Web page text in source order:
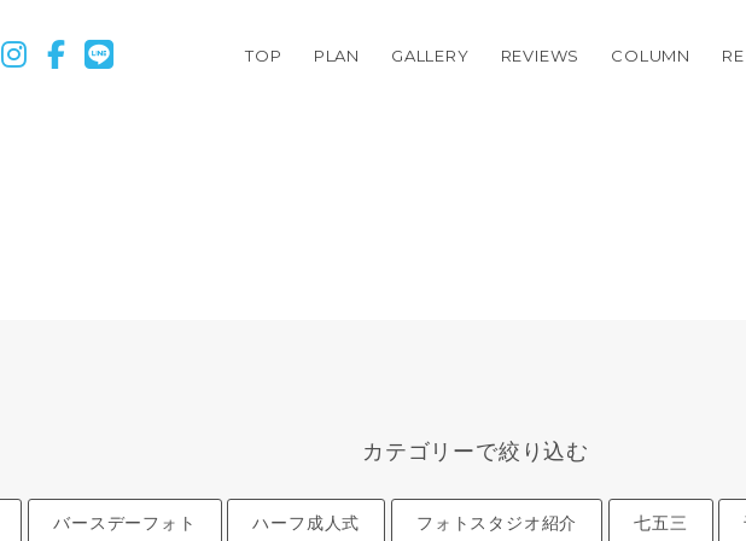
TOP PLAN GALLERY REVIEWS COLUMN
カテゴリーで絞り込む
バースデーフォト ハーフ成人式 フォトスタジオ紹介 七五三